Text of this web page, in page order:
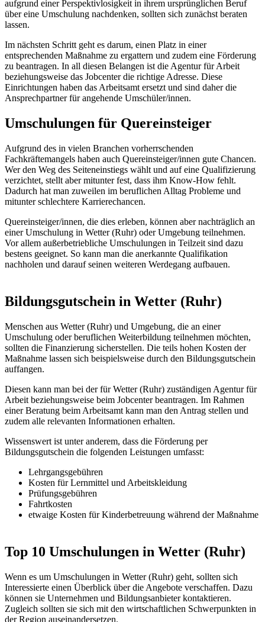
aufgrund einer Perspektivlosigkeit in ihrem ursprünglichen Beruf
über eine Umschulung nachdenken, sollten sich zunächst beraten
lassen.
Im nächsten Schritt geht es darum, einen Platz in einer
entsprechenden Maßnahme zu ergattern und zudem eine Förderung
zu beantragen. In all diesen Belangen ist die Agentur für Arbeit
beziehungsweise das Jobcenter die richtige Adresse. Diese
Einrichtungen haben das Arbeitsamt ersetzt und sind daher die
Ansprechpartner für angehende Umschüler/innen.
Umschulungen für Quereinsteiger
Aufgrund des in vielen Branchen vorherrschenden
Fachkräftemangels haben auch Quereinsteiger/innen gute Chancen.
Wer den Weg des Seiteneinstiegs wählt und auf eine Qualifizierung
verzichtet, stellt aber mitunter fest, dass ihm Know-How fehlt.
Dadurch hat man zuweilen im beruflichen Alltag Probleme und
mitunter schlechtere Karrierechancen.
Quereinsteiger/innen, die dies erleben, können aber nachträglich an
einer Umschulung in Wetter (Ruhr) oder Umgebung teilnehmen.
Vor allem außerbetriebliche Umschulungen in Teilzeit sind dazu
bestens geeignet. So kann man die anerkannte Qualifikation
nachholen und darauf seinen weiteren Werdegang aufbauen.
Bildungsgutschein in Wetter (Ruhr)
Menschen aus Wetter (Ruhr) und Umgebung, die an einer
Umschulung oder beruflichen Weiterbildung teilnehmen möchten,
sollten die Finanzierung sicherstellen. Die teils hohen Kosten der
Maßnahme lassen sich beispielsweise durch den Bildungsgutschein
auffangen.
Diesen kann man bei der für Wetter (Ruhr) zuständigen Agentur für
Arbeit beziehungsweise beim Jobcenter beantragen. Im Rahmen
einer Beratung beim Arbeitsamt kann man den Antrag stellen und
zudem alle relevanten Informationen erhalten.
Wissenswert ist unter anderem, dass die Förderung per
Bildungsgutschein die folgenden Leistungen umfasst:
Lehrgangsgebühren
Kosten für Lernmittel und Arbeitskleidung
Prüfungsgebühren
Fahrtkosten
etwaige Kosten für Kinderbetreuung während der Maßnahme
Top 10 Umschulungen in Wetter (Ruhr)
Wenn es um Umschulungen in Wetter (Ruhr) geht, sollten sich
Interessierte einen Überblick über die Angebote verschaffen. Dazu
können sie Unternehmen und Bildungsanbieter kontaktieren.
Zugleich sollten sie sich mit den wirtschaftlichen Schwerpunkten in
der Region auseinandersetzen.